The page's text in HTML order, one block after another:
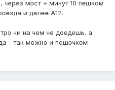
мост + минут 10 пешком
и далее А12.
ни на чем не доедешь, а
- так можно и пешочком